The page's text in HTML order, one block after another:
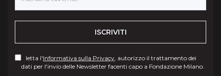
ISCRIVITI
letta l'Informativa sulla Privacy , autorizzo il trattamento dei
dati per l'invio delle Newsletter facenti capo a Fondazione Milano.